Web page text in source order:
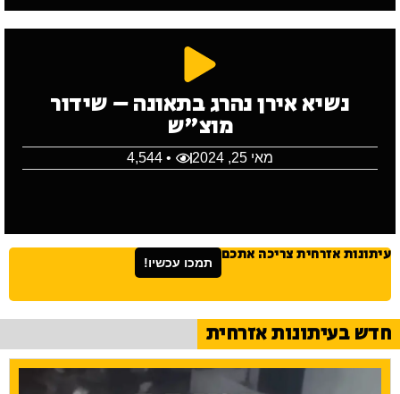
נשיא אירן נהרג בתאונה – שידור
מוצ"ש
מאי 25, 2024 • 4,544
עיתונות אזרחית צריכה אתכם תמכו עכשיו!
חדש בעיתונות אזרחית